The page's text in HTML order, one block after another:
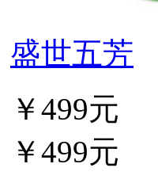
盛世五芳
￥499元
￥499元